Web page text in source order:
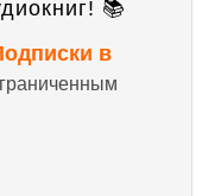
📚
в